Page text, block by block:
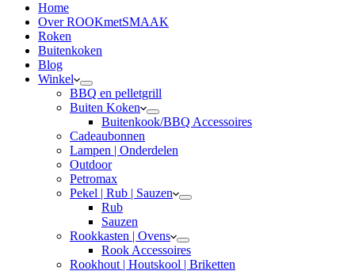
Home
Over ROOKmetSMAAK
Roken
Buitenkoken
Blog
Winkel
BBQ en pelletgrill
Buiten Koken
Buitenkook/BBQ Accessoires
Cadeaubonnen
Lampen | Onderdelen
Outdoor
Petromax
Pekel | Rub | Sauzen
Rub
Sauzen
Rookkasten | Ovens
Rook Accessoires
Rookhout | Houtskool | Briketten